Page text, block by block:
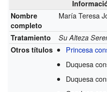
Nombre
completo
María Teresa
Tratamiento
Su Alteza
Otros títulos
Princesa
Duquesa
Duquesa